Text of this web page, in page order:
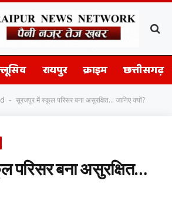
रायपुर क्राइम छत्तीसगढ़
- सूरजपुर में स्कूल परिसर बना असुरक्षित… जानिए क्यों?
परिसर बना असुरक्षित…